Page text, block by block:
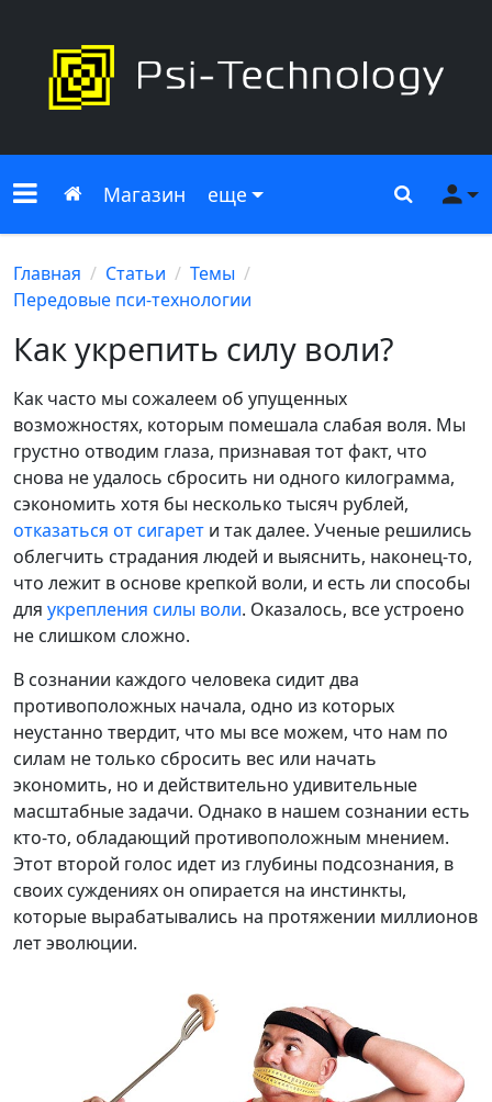
Меню сайта
Главная
Магазин еще Поиск
Главная Статьи
Темы
Передовые пси-технологии
Как укрепить силу воли?
Как часто мы сожалеем об упущенных
возможностях, которым помешала слабая воля. Мы
грустно отводим глаза, признавая тот факт, что
снова не удалось сбросить ни одного килограмма,
сэкономить хотя бы несколько тысяч рублей,
отказаться от сигарет и так далее. Ученые решились
облегчить страдания людей и выяснить, наконец-то,
что лежит в основе крепкой воли, и есть ли способы
для укрепления силы воли. Оказалось, все устроено
не слишком сложно.
В сознании каждого человека сидит два
противоположных начала, одно из которых
неустанно твердит, что мы все можем, что нам по
силам не только сбросить вес или начать
экономить, но и действительно удивительные
масштабные задачи. Однако в нашем сознании есть
кто-то, обладающий противоположным мнением.
Этот второй голос идет из глубины подсознания, в
своих суждениях он опирается на инстинкты,
которые вырабатывались на протяжении миллионов
лет эволюции.